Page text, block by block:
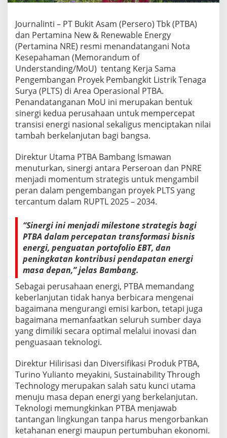
g
a
n
P
L
T
S
d
i
L
a
h
a
P
a
c
a
t
b
a
n
g
Journalinti – PT Bukit Asam (Persero) Tbk (PTBA)
dan Pertamina New & Renewable Energy
(Pertamina NRE) resmi menandatangani Nota
Kesepahaman (Memorandum of
Understanding/MoU) tentang Kerja Sama
Pengembangan Proyek Pembangkit Listrik Tenaga
Surya (PLTS) di Area Operasional PTBA.
Penandatanganan MoU ini merupakan bentuk
sinergi kedua perusahaan untuk mempercepat
transisi energi nasional sekaligus menciptakan nilai
tambah berkelanjutan bagi bangsa.
Direktur Utama PTBA Bambang Ismawan
menuturkan, sinergi antara Perseroan dan PNRE
menjadi momentum strategis untuk mengambil
peran dalam pengembangan proyek PLTS yang
tercantum dalam RUPTL 2025 – 2034.
“Sinergi ini menjadi milestone strategis bagi
PTBA dalam percepatan transformasi bisnis
energi, penguatan portofolio EBT, dan
peningkatan kontribusi pendapatan energi
masa depan,” jelas Bambang.
Sebagai perusahaan energi, PTBA memandang
keberlanjutan tidak hanya berbicara mengenai
bagaimana mengurangi emisi karbon, tetapi juga
bagaimana memanfaatkan seluruh sumber daya
yang dimiliki secara optimal melalui inovasi dan
penguasaan teknologi.
Direktur Hilirisasi dan Diversifikasi Produk PTBA,
Turino Yulianto meyakini, Sustainability Through
Technology merupakan salah satu kunci utama
menuju masa depan energi yang berkelanjutan.
Teknologi memungkinkan PTBA menjawab
tantangan lingkungan tanpa harus mengorbankan
ketahanan energi maupun pertumbuhan ekonomi.